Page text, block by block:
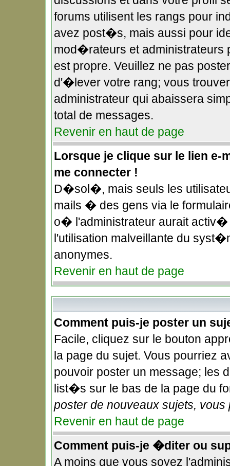
forums utilisent les rangs pour
avez post�s, mais aussi pour
mod�rateurs et administrateurs
est propre. Veuillez ne pas
d'�lever votre rang; vous
administrateur qui abaissera
total de messages.
Revenir en haut de page
Lorsque je clique sur le lien e-
me connecter !
D�sol�, mais seuls les
mails � des gens via le
o� l'administrateur aurait
l'utilisation malveillante du
anonymes.
Revenir en haut de page
Comment puis-je poster un
Facile, cliquez sur le bouton
la page du sujet. Vous pourriez
pouvoir poster un message; les
list�s sur le bas de la page du
poster de nouveaux sujets, vous
Revenir en haut de page
Comment puis-je �diter ou
A moins que vous soyez